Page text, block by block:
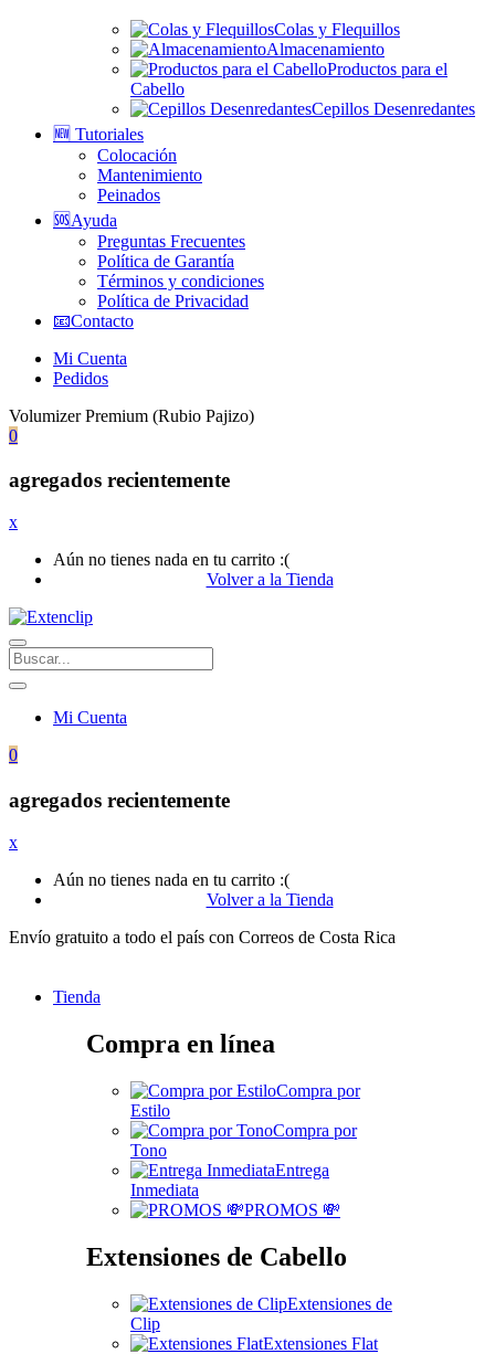
Colas y Flequillos
Almacenamiento
Productos para el
Cabello
Cepillos Desenredantes
🆕 Tutoriales
Colocación
Mantenimiento
Peinados
🆘Ayuda
Preguntas Frecuentes
Política de Garantía
Términos y condiciones
Política de Privacidad
📧Contacto
Mi Cuenta
Pedidos
Volumizer Premium (Rubio Pajizo)
0
agregados recientemente
x
Aún no tienes nada en tu carrito :(
Volver a la Tienda
Mi Cuenta
0
agregados recientemente
x
Aún no tienes nada en tu carrito :(
Volver a la Tienda
Envío gratuito a todo el país con Correos de Costa Rica
Tienda
Compra en línea
Compra por
Estilo
Compra por
Tono
Entrega
Inmediata
PROMOS 💸
Extensiones de Cabello
Extensiones de
Clip
Extensiones Flat